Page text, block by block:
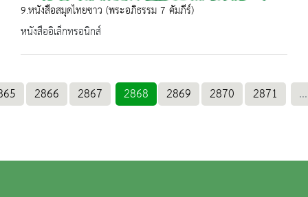
9.หนังสือสมุดไทยขาว (พระอภิธรรม 7 คัมภีร์)
หนังสืออิเล็กทรอนิกส์
2866 2867 2868 2869 2870 2871 ...